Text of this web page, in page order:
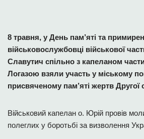
8 травня, у День пам’яті та
військовослужбовці військової
Славутич спільно з капеланом
Логазою взяли участь у міському
присвяченому пам’яті жертв Другої
Військовий капелан о. Юрій провів
полеглих у боротьбі за визволення